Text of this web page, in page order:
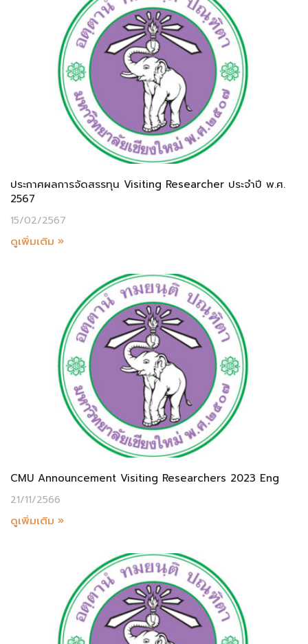
ประกาศผลการจัดสรรทุน Visiting Researcher ประจำปี พ.ศ.
2567
15/02/2567
ดูเพิ่มเติม »
CMU Announcement Visiting Researchers 2023 Eng
21/11/2566
ดูเพิ่มเติม »